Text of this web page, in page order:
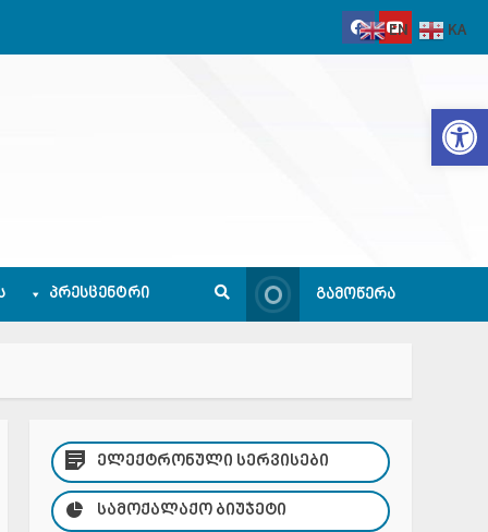
ᲞᲠᲔᲡᲪᲔᲜᲢᲠᲘ ᲒᲐᲛᲝᲬᲔᲠᲐ
ᲔᲚᲔᲥᲢᲠᲝᲜᲣᲚᲘ ᲡᲔᲠᲕᲘᲡᲔᲑᲘ
ᲡᲐᲛᲝᲥᲐᲚᲐᲥᲝ ᲑᲘᲣᲯᲔᲢᲘ
EN KA